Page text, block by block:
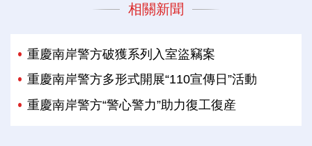
相關新聞
重慶南岸警方破獲系列入室盜竊案
重慶南岸警方多形式開展“110宣傳日”活動
重慶南岸警方“警心警力”助力復工復産